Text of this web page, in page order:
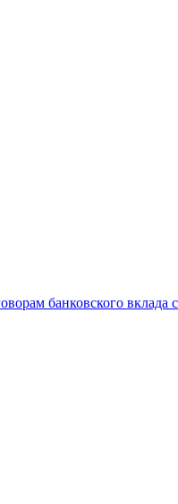
банковского вклада